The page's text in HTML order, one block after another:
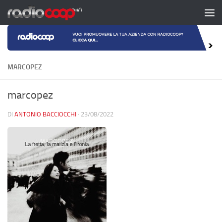
Salta al contenuto
MARCOPEZ
marcopez
DI ANTONIO BACCIOCCHI · 23/08/2022